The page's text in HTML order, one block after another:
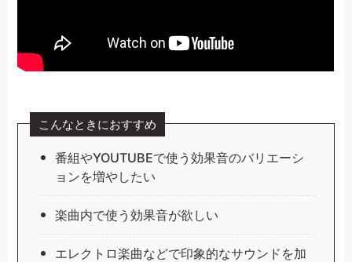
こんなときにおすすめ
番組やYOUTUBEで使う効果音のバリエーシ
ョンを増やしたい
楽曲内で使う効果音が欲しい
エレクトロ楽曲などで印象的なサウンドを加